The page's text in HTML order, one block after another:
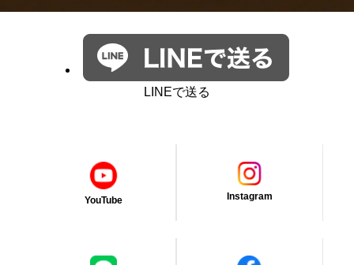
LINEで送る
YouTube Instagram